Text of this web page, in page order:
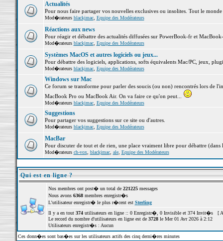
Actualités
Pour nous faire partager vos nouvelles exclusives ou insolites. Tout le
Mod�rateurs blackjmac, Equipe des Modérateurs
Réactions aux news
Pour réagir et débattre des actualités diffusées sur PowerBook-fr et
Mod�rateurs blackjmac, Equipe des Modérateurs
Systèmes MacOS et autres logiciels ou jeux...
Pour débattre des logiciels, applications, softs équivalents Mac/PC, jeux,
Mod�rateurs blackjmac, Equipe des Modérateurs
Windows sur Mac
Ce forum se transforme pour parler des soucis (ou non) rencontrés lors de
MacBook Pro ou MacBook Air. On va faire ce qu'on peut...
Mod�rateurs blackjmac, Equipe des Modérateurs
Suggestions
Pour partager vos suggestions sur ce site ou d'autres.
Mod�rateurs blackjmac, Equipe des Modérateurs
MacBar
Pour discuter de tout et de rien, une place vraiment libre pour débattre (dans
Mod�rateurs ch-vox, blackjmac, ale, Equipe des Modérateurs
Qui est en ligne ?
Nos membres ont post� un total de 221225messages
Nous avons 6368membres enregistr�s
L'utilisateur enregistr� le plus r�cent est Sterling
Il y a en tout 374utilisateurs en ligne :: 0 Enregistr�, 0 Invisible et 374 Invit�s [
Le record du nombre d'utilisateurs en ligne est de 3728le Mer 01 Avr 2026 à 2:12
Utilisateurs enregistr�s : Aucun
Ces donn�es sont bas�es sur les utilisateurs actifs des cinq derni�res minutes